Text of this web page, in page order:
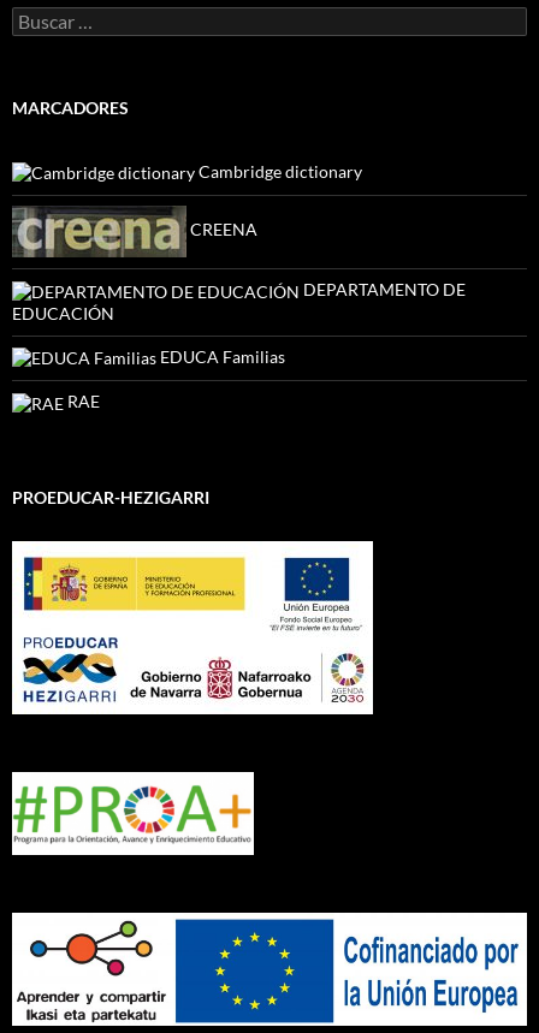
Buscar:
MARCADORES
Cambridge dictionary
CREENA
DEPARTAMENTO DE
EDUCACIÓN
EDUCA Familias
RAE
PROEDUCAR-HEZIGARRI